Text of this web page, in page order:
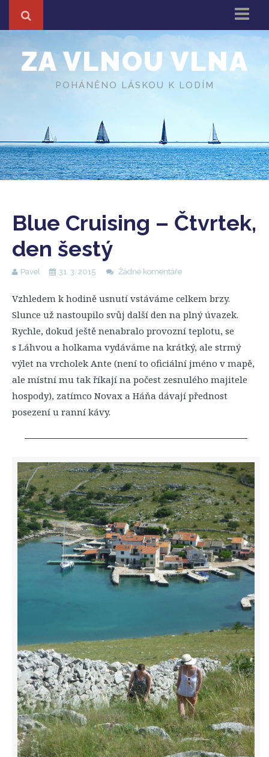
Z cest
About
ZA VLNOU VLNA
POHÁNĚNO LÁSKOU K LODÍM
Blue Cruising – Čtvrtek,
den šestý
Pavel 31. 3. 2015 Žádné komentáře
Vzhledem k hodině usnutí vstáváme celkem brzy.
Slunce už nastoupilo svůj další den na plný úvazek.
Rychle, dokud ještě nenabralo provozní teplotu, se
s Láhvou a holkama vydáváme na krátký, ale strmý
výlet na vrcholek Ante (není to oficiální jméno v mapě,
ale místní mu tak říkají na počest zesnulého majitele
hospody), zatímco Novax a Háňa dávají přednost
posezení u ranní kávy.